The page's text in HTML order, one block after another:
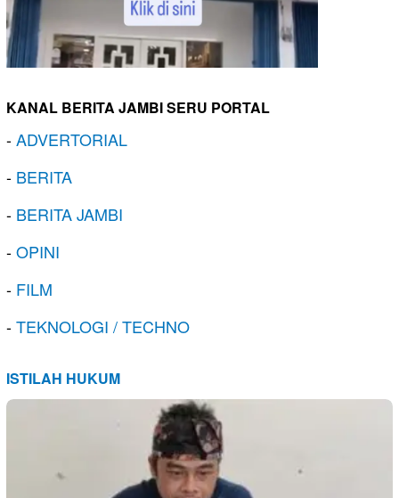
KANAL BERITA JAMBI SERU PORTAL
-ADVERTORIAL
- BERITA
- BERITA JAMBI
-OPINI
- FILM
-TEKNOLOGI / TECHNO
ISTILAH HUKUM